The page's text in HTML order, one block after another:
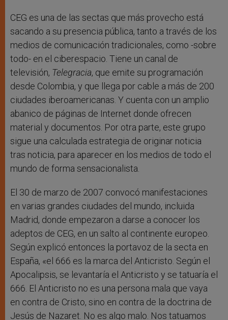
CEG es una de las sectas que más provecho está
sacando a su presencia pública, tanto a través de los
medios de comunicación tradicionales, como -sobre
todo- en el ciberespacio. Tiene un canal de
televisión, Telegracia, que emite su programación
desde Colombia, y que llega por cable a más de 200
ciudades iberoamericanas. Y cuenta con un amplio
abanico de páginas de Internet donde ofrecen
material y documentos. Por otra parte, este grupo
sigue una calculada estrategia de originar noticia
tras noticia, para aparecer en los medios de todo el
mundo de forma sensacionalista.
El 30 de marzo de 2007 convocó manifestaciones
en varias grandes ciudades del mundo, incluida
Madrid, donde empezaron a darse a conocer los
adeptos de CEG, en un salto al continente europeo.
Según explicó entonces la portavoz de la secta en
España, «el 666 es la marca del Anticristo. Según el
Apocalipsis, se levantaría el Anticristo y se tatuaría el
666. El Anticristo no es una persona mala que vaya
en contra de Cristo, sino en contra de la doctrina de
Jesús de Nazaret. No es algo malo. Nos tatuamos